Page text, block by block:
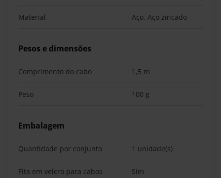
Material Aço, Aço zincado
Pesos e dimensões
Comprimento do cabo 1,5 m
Peso 100 g
Embalagem
Quantidade por conjunto 1 unidade(s)
Fita em velcro para cabos Sim